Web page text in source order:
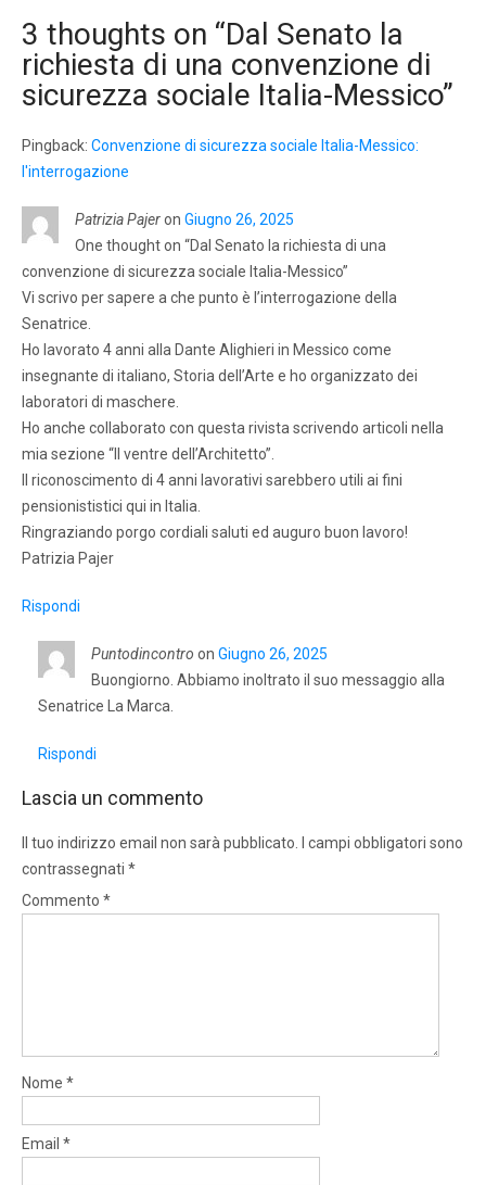
3 thoughts on “Dal Senato la
richiesta di una convenzione di
sicurezza sociale Italia-Messico”
Pingback: Convenzione di sicurezza sociale Italia-Messico:
l'interrogazione
Patrizia Pajeron Giugno 26, 2025
One thought on “Dal Senato la richiesta di una
convenzione di sicurezza sociale Italia-Messico”
Vi scrivo per sapere a che punto è l’interrogazione della
Senatrice.
Ho lavorato 4 anni alla Dante Alighieri in Messico come
insegnante di italiano, Storia dell’Arte e ho organizzato dei
laboratori di maschere.
Ho anche collaborato con questa rivista scrivendo articoli nella
mia sezione “Il ventre dell’Architetto”.
Il riconoscimento di 4 anni lavorativi sarebbero utili ai fini
pensionististici qui in Italia.
Ringraziando porgo cordiali saluti ed auguro buon lavoro!
Patrizia Pajer
Rispondi
Puntodincontro on Giugno 26, 2025
Buongiorno. Abbiamo inoltrato il suo messaggio alla
Senatrice La Marca.
Rispondi
Lascia un commento
Il tuo indirizzo email non sarà pubblicato.
I campi obbligatori sono
contrassegnati *
Commento *
Nome *
Email *